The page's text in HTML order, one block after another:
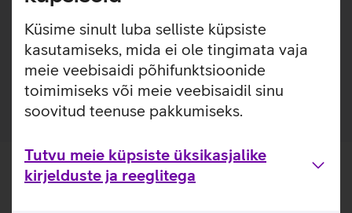
Küsime sinult luba selliste küpsiste
kasutamiseks, mida ei ole tingimata vaja
meie veebisaidi põhifunktsioonide
toimimiseks või meie veebisaidil sinu
soovitud teenuse pakkumiseks.
Tutvu meie küpsiste üksikasjalike
kirjelduste ja reeglitega
lisakaitsekihi jättes nähtavale seadme disaini. Nii on
tagatud telefoni kindel haare ja kaitse kriimustuste eest.
Ümbris on valmistatud 50% taaskasutatud
materjalidest.